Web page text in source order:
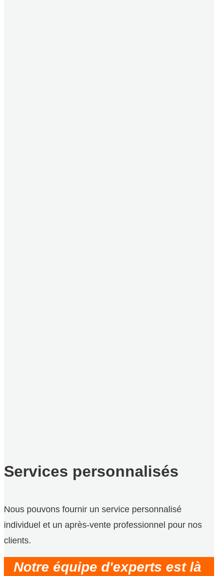
Services personnalisés
Nous pouvons fournir un service personnalisé
individuel et un après-vente professionnel pour nos
clients.
Notre équipe d'experts est là